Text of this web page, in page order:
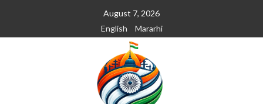
August 7, 2026
English
Mararhi